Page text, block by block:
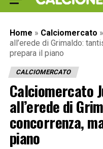
Home » Calciomercato »
all’erede di Grimaldo:
prepara il piano
CALCIOMERCATO
Calciomercato
all’erede di
concorrenza,
piano